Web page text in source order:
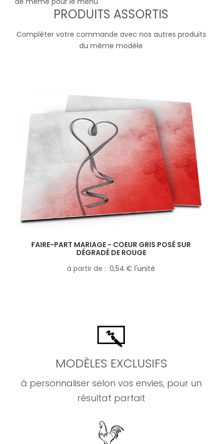
PRODUITS ASSORTIS
Compléter votre commande avec nos autres produits
du même modèle
FAIRE-PART MARIAGE - COEUR GRIS POSÉ SUR
DÉGRADÉ DE ROUGE
à partir de
0,54 € l'unité
MODÈLES EXCLUSIFS
à personnaliser selon vos envies, pour un
résultat parfait